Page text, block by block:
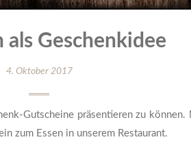
als Geschenkidee
4. Oktober 2017
Gutscheine präsentieren zu können.
zum Essen in unserem Restaurant.